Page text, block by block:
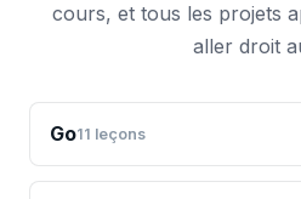
cours, et tous les projets
aller droit
Go11 leçons